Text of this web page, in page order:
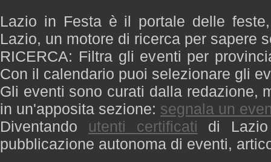
Lazio in Festa è il portale delle
Lazio, un motore di ricerca per sapere
RICERCA: Filtra gli eventi per
Con il calendario puoi selezionare gli
Gli eventi sono curati dalla redazione,
in un'apposita sezione: segnala un
Diventando utenti certificati di
pubblicazione autonoma di eventi,